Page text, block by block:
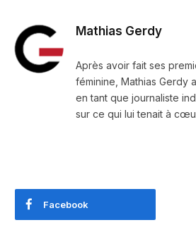
Mathias Gerdy
Après avoir fait ses
féminine, Mathias Gerdy
en tant que journaliste
sur ce qui lui tenait à
Facebook